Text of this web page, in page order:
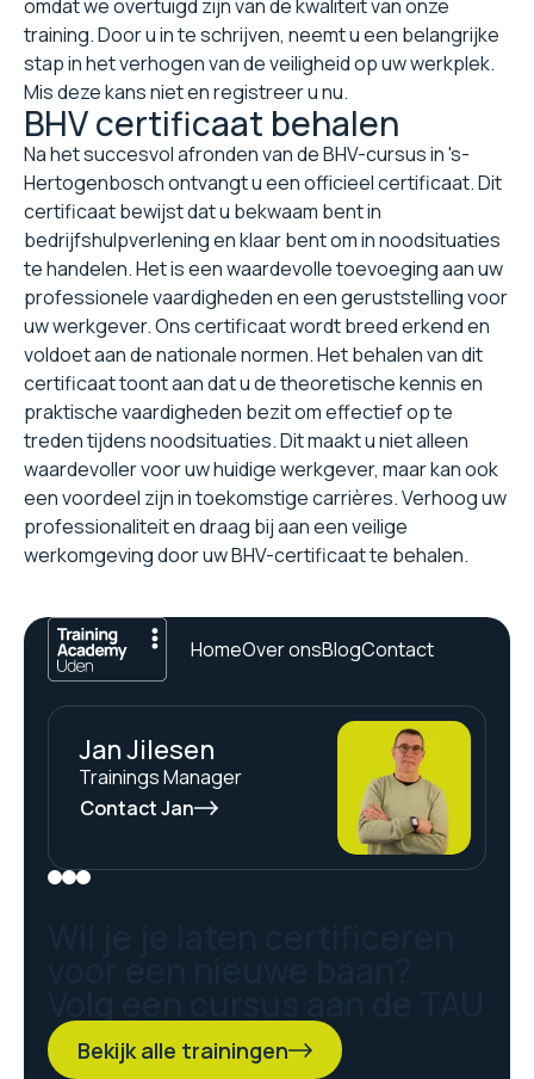
omdat we overtuigd zijn van de kwaliteit van onze
training. Door u in te schrijven, neemt u een belangrijke
stap in het verhogen van de veiligheid op uw werkplek.
Mis deze kans niet en registreer u nu.
BHV certificaat behalen
Na het succesvol afronden van de BHV-cursus in 's-
Hertogenbosch ontvangt u een officieel certificaat. Dit
certificaat bewijst dat u bekwaam bent in
bedrijfshulpverlening en klaar bent om in noodsituaties
te handelen. Het is een waardevolle toevoeging aan uw
professionele vaardigheden en een geruststelling voor
uw werkgever. Ons certificaat wordt breed erkend en
voldoet aan de nationale normen. Het behalen van dit
certificaat toont aan dat u de theoretische kennis en
praktische vaardigheden bezit om effectief op te
treden tijdens noodsituaties. Dit maakt u niet alleen
waardevoller voor uw huidige werkgever, maar kan ook
een voordeel zijn in toekomstige carrières. Verhoog uw
professionaliteit en draag bij aan een veilige
werkomgeving door uw BHV-certificaat te behalen.
HomeOver onsBlogContact
Jan Jilesen
Trainings Manager
Contact Jan
Bekijk alle trainingen